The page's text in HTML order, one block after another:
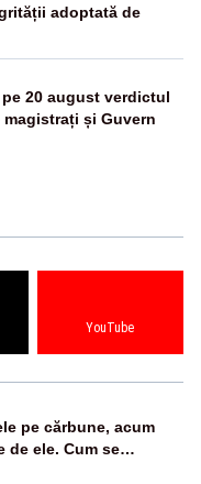
adoptată de
pe 20 august verdictul
și Guvern
YouTube
pe cărbune, acum
de ele. Cum se
criză energetică